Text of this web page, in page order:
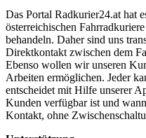
Das Portal Radkurier24.at hat
österreichischen
behandeln. Daher sind uns
Direktkontakt zwischen dem
Ebenso wollen wir unseren
Arbeiten ermöglichen. Jeder
entscheidet mit Hilfe unserer
Kunden verfügbar ist und
Kontakt, ohne